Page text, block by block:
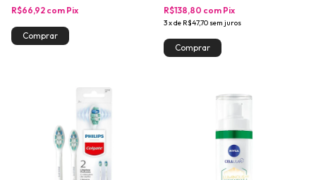
R$66,92 com Pix
3xde R$47,70 sem juros
R$138,80 com Pix